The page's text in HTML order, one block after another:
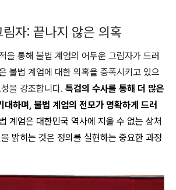
자: 끝나지 않은 의혹
을 통해 불법 계엄의 어두운 그림자가 드러
불법 계엄에 대한 의혹을 증폭시키고 있으
을 강조합니다. 특검의 수사를 통해 더 많은
대하며, 불법 계엄의 전모가 명확하게 드러
계엄은 대한민국 역사에 지울 수 없는 상처
밝히는 것은 정의를 실현하는 중요한 과정